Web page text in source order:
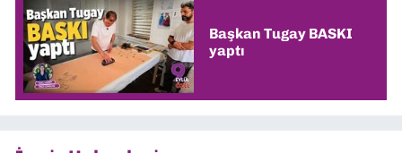
Başkan Tugay BASKI
yaptı